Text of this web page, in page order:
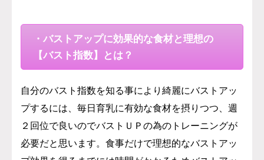
・バストアップに効果的な食材と理想の
【バスト指数】とは？
自分のバスト指数を知る事により綺麗にバストアッ
プするには、毎日育乳に有効な食材を摂りつつ、週
２回位で良いのでバストＵＰの為のトレーニングが
必要だと思います。食事だけで理想的なバストアッ